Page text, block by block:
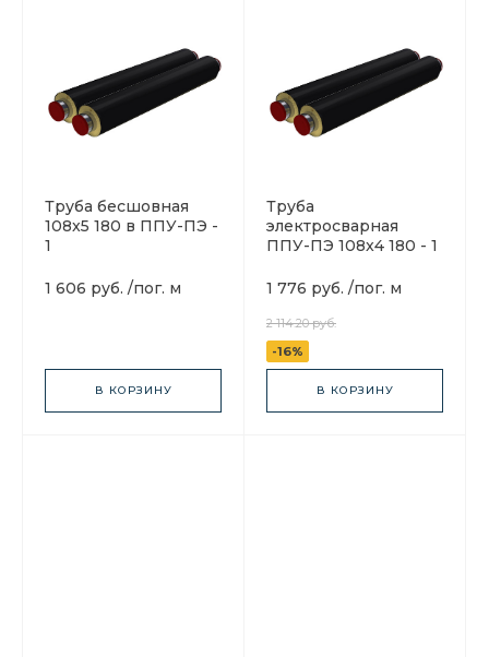
Труба бесшовная
108x5 180 в ППУ-ПЭ -
1
1 606 руб. /пог. м
В КОРЗИНУ
Труба
электросварная
ППУ-ПЭ 108x4 180 - 1
1 776 руб. /пог. м
2 114.20 руб.
-16%
В КОРЗИНУ